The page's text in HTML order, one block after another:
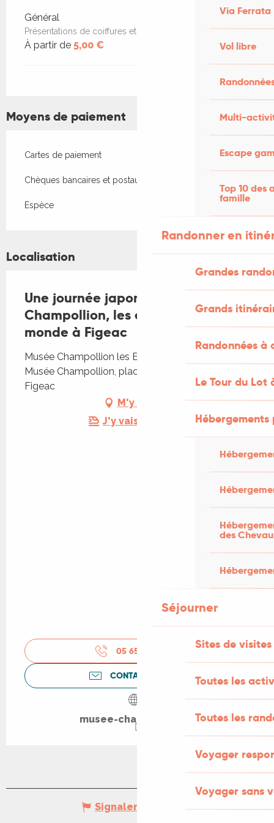
Via Ferrata
Vol libre
Multi-
Escape
Top 10 des
famille
Randonner en
Grandes
Grands
Randonnées
Le Tour du Lot
des
Séjourner
Sites de visites
Toutes les
Toutes les
Voyager
Voyager sans
Général
Présentations de coiffures et kimonos japonais
À partir de 5,00 €
Moyens de paiement
Cartes de paiement
Chèques bancaires et postaux
Espèce
Localisation
Une journée japonaise au musée
Champollion, les écritures du
monde à Figeac
Musée Champollion les Ecritures du Monde,
Musée Champollion, place Champollion, 46100
Figeac
M'y rendre
J'y vais en train !
05 65 50 31
CONTACTEZ-NOUS
musee-champollion.fr
Signaler une erreur